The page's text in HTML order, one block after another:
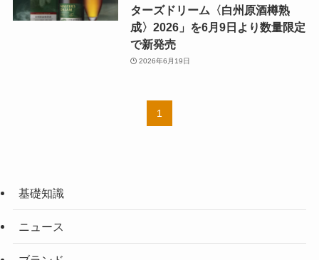
ターズドリーム〈白州原酒樽熟
成〉2026」を6月9日より数量限定
で新発売
2026年6月19日
1
基礎知識
ニュース